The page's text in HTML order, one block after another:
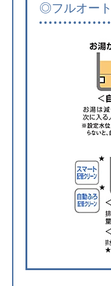
◎フルオート